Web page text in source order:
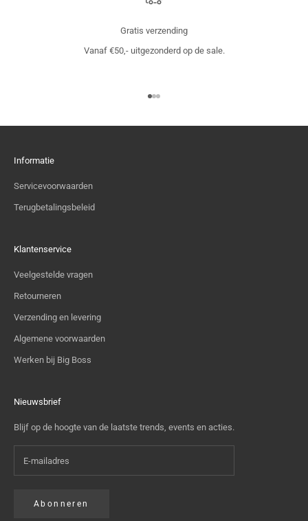
Gratis verzending
Vanaf €50,- uitgezonderd op de sale.
Naar artikel 1
Naar artikel 2
Naar artikel 3
Informatie
Servicevoorwaarden
Terugbetalingsbeleid
Klantenservice
Veelgestelde vragen
Retourneren
Verzending en levering
Algemene voorwaarden
Werken bij Big Boss
Nieuwsbrief
Blijf op de hoogte van de laatste trends, events en acties.
Abonneren